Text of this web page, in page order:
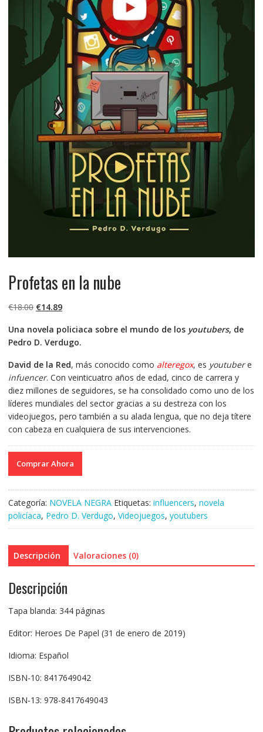
Profetas en la nube
€18.00 El
original
era:
€14.89El
actual
es:
Una novela policiaca sobre el mundo de los youtubers, de
Pedro D. Verdugo.
David de la Red, más conocido como alteregox, es youtubere
infuencer. Con veinticuatro años de edad, cinco de carrera y
diez millones de seguidores, se ha consolidado como uno de los
líderes mundiales del sector gracias a su destreza con los
videojuegos, pero también a su alada lengua, que no deja títere
con cabeza en cualquiera de sus intervenciones.
Comprar Ahora
Categoría: NOVELA NEGRA Etiquetas: influencers, novela
policíaca, Pedro D. Verdugo, Videojuegos, youtubers
Descripción Valoraciones (0)
Descripción
Tapa blanda: 344 páginas
Editor: Heroes De Papel (31 de enero de 2019)
Idioma: Español
ISBN-10: 8417649042
ISBN-13: 978-8417649043